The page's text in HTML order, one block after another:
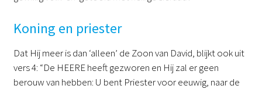
Koning en priester
Dat Hij meer is dan ‘alleen’ de Zoon van David, blijkt ook uit
vers 4: “De HEERE heeft gezworen en Hij zal er geen
berouw van hebben: U bent Priester voor eeuwig, naar de